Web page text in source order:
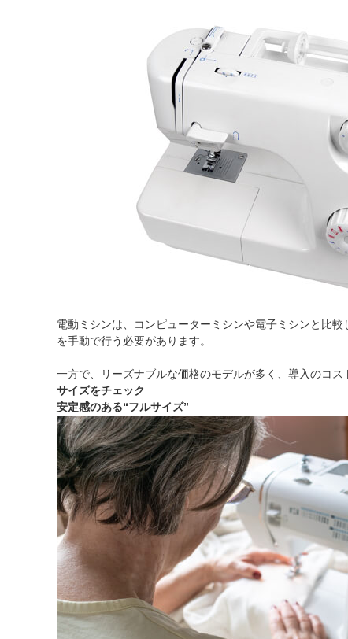
電動ミシンは、コンピューターミシンや電子ミシンと比
を手動で行う必要があります。
一方で、リーズナブルな価格のモデルが多く、導入のコ
サイズをチェック
安定感のある“フルサイズ”